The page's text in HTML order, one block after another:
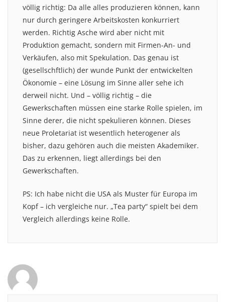
völlig richtig: Da alle alles produzieren können, kann
nur durch geringere Arbeitskosten konkurriert
werden. Richtig Asche wird aber nicht mit
Produktion gemacht, sondern mit Firmen-An- und
Verkäufen, also mit Spekulation. Das genau ist
(gesellschftlich) der wunde Punkt der entwickelten
Ökonomie – eine Lösung im Sinne aller sehe ich
derweil nicht. Und – völlig richtig – die
Gewerkschaften müssen eine starke Rolle spielen, im
Sinne derer, die nicht spekulieren können. Dieses
neue Proletariat ist wesentlich heterogener als
bisher, dazu gehören auch die meisten Akademiker.
Das zu erkennen, liegt allerdings bei den
Gewerkschaften.
PS: Ich habe nicht die USA als Muster für Europa im
Kopf – ich vergleiche nur. „Tea party“ spielt bei dem
Vergleich allerdings keine Rolle.